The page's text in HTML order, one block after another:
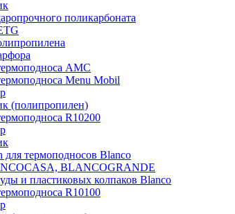
поликарбоната
AMC
Menu Mobil
(полипропилен)
R10200
для термоподносов Blanco
BLANCOGRANDE
и пластиковых колпаков Blanco
R10100